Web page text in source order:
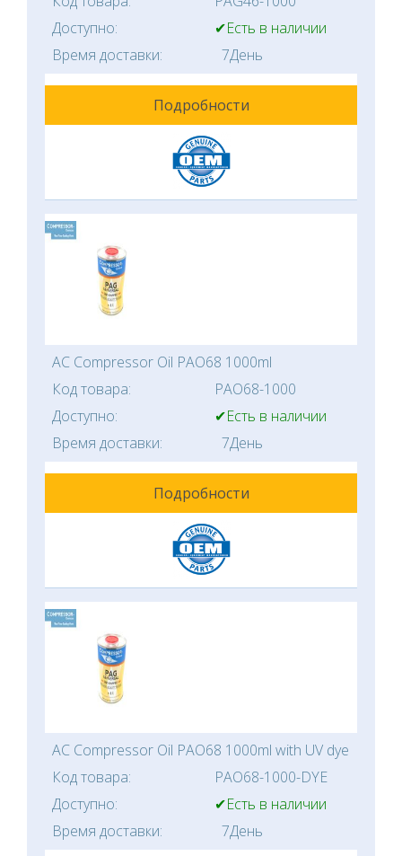
Доступно:
✔Есть в наличии
Время доставки:
7День
Подробности
AC Compressor Oil PAO68 1000ml
Код товара:
PAO68-1000
Доступно:
✔Есть в наличии
Время доставки:
7День
Подробности
AC Compressor Oil PAO68 1000ml with UV dye
Код товара:
PAO68-1000-DYE
Доступно:
✔Есть в наличии
Время доставки:
7День